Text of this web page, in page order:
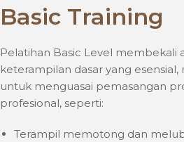
Basic Training
Pelatihan Basic Level membekali
keterampilan dasar yang
untuk menguasai pemasangan
profesional, seperti:
Terampil memotong dan